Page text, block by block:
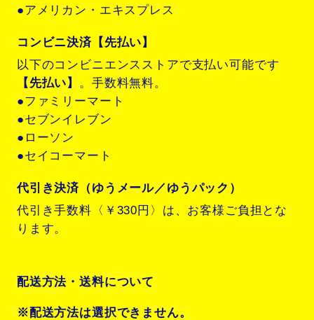
●アメリカン・エキスプレス
コンビニ決済【先払い】
以下のコンビニエンスストアで支払い可能です
【先払い】 。手数料無料。
●ファミリーマート
●セブンイレブン
●ローソン
●セイコーマート
代引き決済（ゆうメール／ゆうパック）
代引き手数料〈￥330円〉は、お客様ご負担とな
ります。
配送方法・送料について
※配送方法は選択できません。